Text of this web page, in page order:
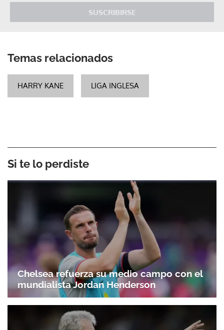
SUSCRIBIRSE
Temas relacionados
HARRY KANE LIGA INGLESA
Si te lo perdiste
Chelsea refuerza su medio campo con el
mundialista Jordan Henderson